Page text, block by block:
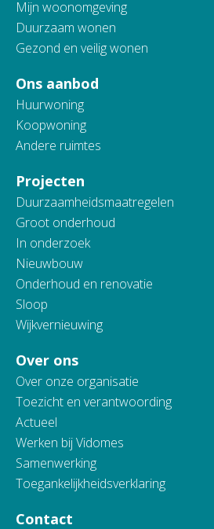
Mijn woonomgeving
Duurzaam wonen
Gezond en veilig wonen
Ons aanbod
Huurwoning
Koopwoning
Andere ruimtes
Projecten
Duurzaamheidsmaatregelen
Groot onderhoud
In onderzoek
Nieuwbouw
Onderhoud en renovatie
Sloop
Wijkvernieuwing
Over ons
Over onze organisatie
Toezicht en verantwoording
Actueel
Werken bij Vidomes
Samenwerking
Toegankelijkheidsverklaring
Contact